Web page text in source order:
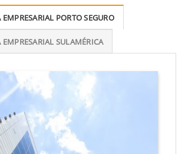
PORTO SEGURO
EMPRESARIAL SULAMÉRICA